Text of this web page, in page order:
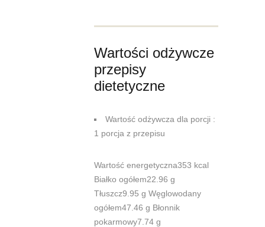
Wartości odżywcze
przepisy
dietetyczne
Wartość odżywcza dla porcji :
1 porcja z przepisu
Wartość energetyczna353 kcal
Białko ogółem22.96 g
Tłuszcz9.95 g Węglowodany
ogółem47.46 g Błonnik
pokarmowy7.74 g